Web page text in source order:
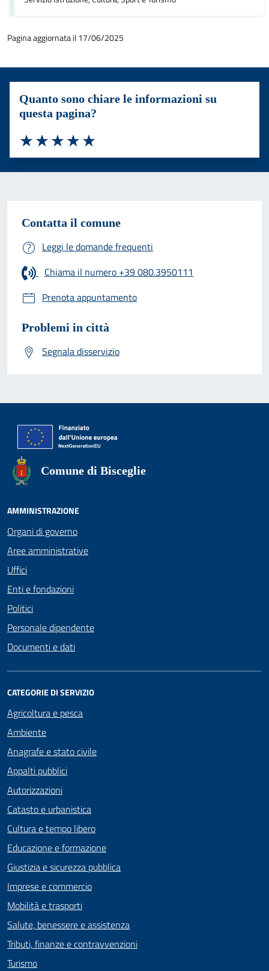
Pagina aggiornata il 17/06/2025
Quanto sono chiare le informazioni su
questa pagina?
Valuta 5 stelle su 5
Valuta 4 stelle su 5
Valuta 3 stelle su 5
Valuta 2 stelle su 5
Valuta 1 stelle su 5
Contatta il comune
Leggi le domande frequenti
Chiama il numero +39 080.3950111
Prenota appuntamento
Problemi in città
Segnala disservizio
Comune di Bisceglie
AMMINISTRAZIONE
Organi di governo
Aree amministrative
Uffici
Enti e fondazioni
Politici
Personale dipendente
Documenti e dati
CATEGORIE DI SERVIZIO
Agricoltura e pesca
Ambiente
Anagrafe e stato civile
Appalti pubblici
Autorizzazioni
Catasto e urbanistica
Cultura e tempo libero
Educazione e formazione
Giustizia e sicurezza pubblica
Imprese e commercio
Mobilità e trasporti
Salute, benessere e assistenza
Tributi, finanze e contravvenzioni
Turismo